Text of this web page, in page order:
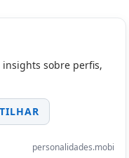
sobre perfis,
personalidades.mobi